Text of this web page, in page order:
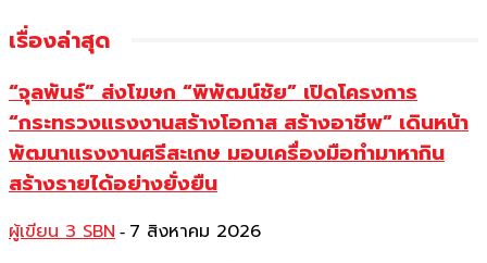
เรื่องล่าสุด
“จุลพันธ์” ส่งโฆษก “พิพัฒน์ชัย” เปิดโครงการ
“กระทรวงแรงงานสร้างโอกาส สร้างอาชีพ” เดินหน้า
พัฒนาแรงงานศรีสะเกษ มอบเครื่องมือทำมาหากิน
สร้างรายได้อย่างยั่งยืน
ผู้เขียน 3 SBN - 7 สิงหาคม 2026